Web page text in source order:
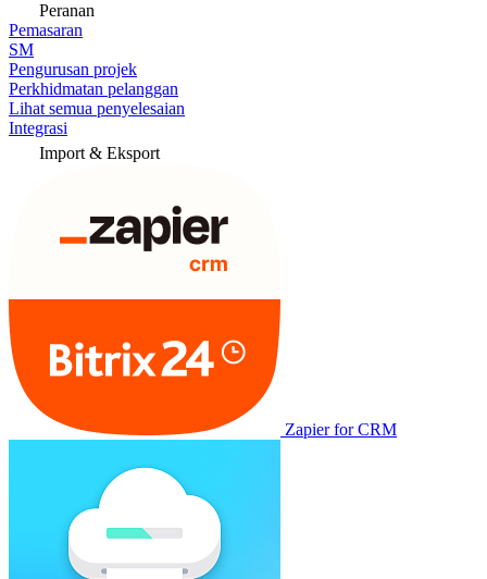
Peranan
Pemasaran
SM
Pengurusan projek
Perkhidmatan pelanggan
Lihat semua penyelesaian
Integrasi
Import & Eksport
Zapier for CRM